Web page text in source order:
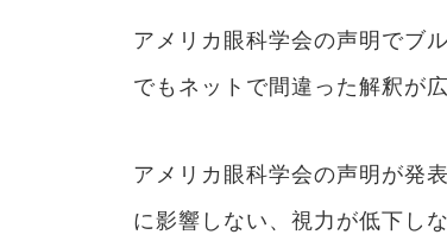
アメリカ眼科学会の声明でブ
でもネットで間違った解釈が
アメリカ眼科学会の声明が発
に影響しない、視力が低下し